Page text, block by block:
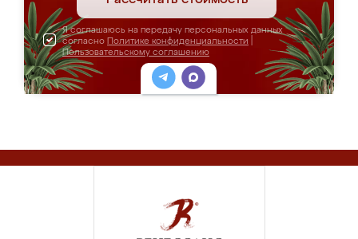
Я соглашаюсь на передачу персональных данных
согласно Политике конфиденциальности
Пользовательскому соглашению